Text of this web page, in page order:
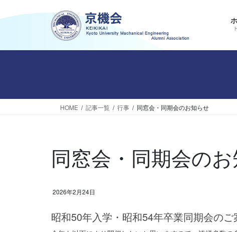
ン
ツ
ッ
ビ
シ
移
HOME 記事一覧 行事 同窓会・同期会のお知らせ
同窓会・同期会の
2026年2月24日
昭和50年入学・昭和54年卒業同期会のご